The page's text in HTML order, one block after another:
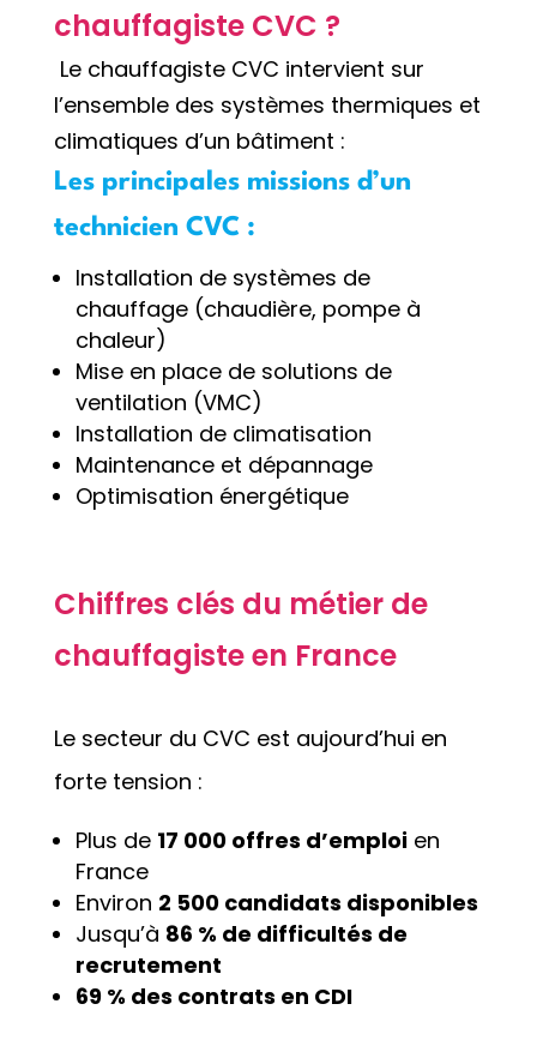
chauffagiste CVC ?
Le chauffagiste CVC intervient sur
l’ensemble des systèmes thermiques et
climatiques d’un bâtiment :
Les principales missions d’un
technicien CVC :
Installation de systèmes de
chauffage (chaudière, pompe à
chaleur)
Mise en place de solutions de
ventilation (VMC)
Installation de climatisation
Maintenance et dépannage
Optimisation énergétique
Chiffres clés du métier de
chauffagiste en France
Le secteur du CVC est aujourd’hui en
forte tension :
Plus de 17 000 offres d’emploien
France
Environ 2 500 candidats disponibles
Jusqu’à 86 % de difficultés de
recrutement
69 % des contrats en CDI